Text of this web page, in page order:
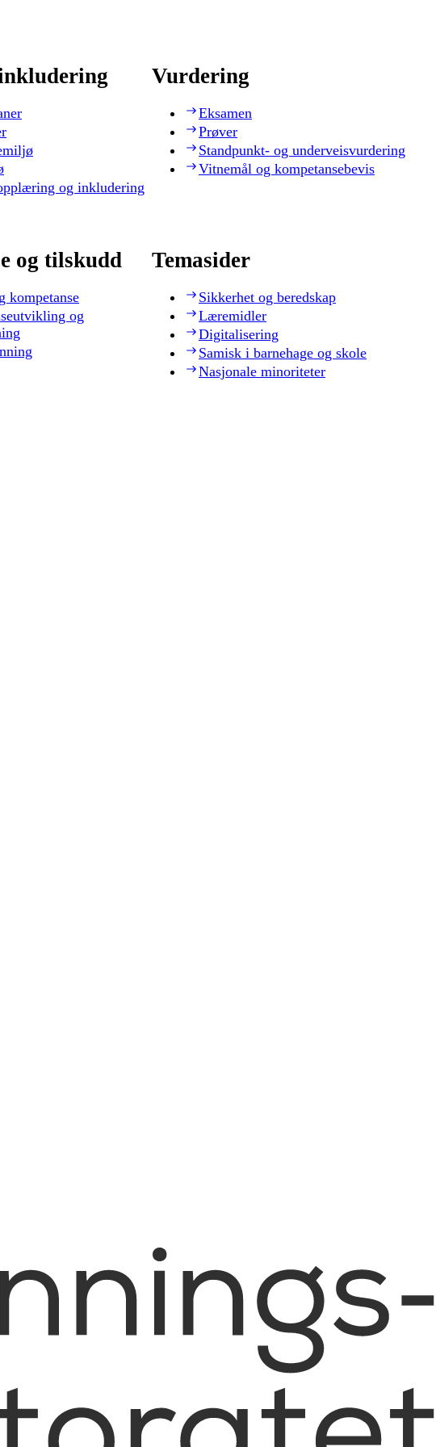
og inkludering
Vurdering
Eksamen
Prøver
Standpunkt- og underveisvurdering
Vitnemål og kompetansebevis
og tilskudd
kompetanse
og
Temasider
Sikkerhet og beredskap
Læremidler
Digitalisering
Samisk i barnehage og skole
Nasjonale minoriteter